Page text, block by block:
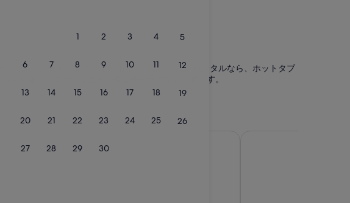
1
2 3 4 5
6 7 8 9 10 11 12
13 14 15 16 17 18 19
20 21 22 23 24 25 26
27 28 29 30
ョンレンタルを見つけましょう。バケーションレンタルなら、ホットタブ
ンを含め、ニーズに合った宿泊先が見つかるはずです。